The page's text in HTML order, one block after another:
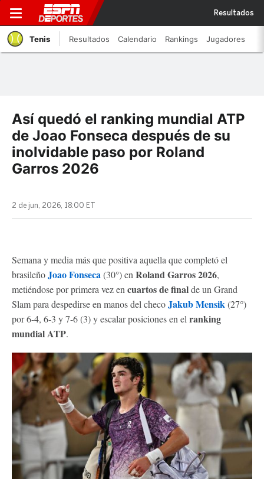
Resultados
Tenis Resultados Calendario Rankings Jugadores
Así quedó el ranking mundial ATP
de Joao Fonseca después de su
inolvidable paso por Roland
Garros 2026
2 de jun, 2026, 18:00 ET
Semana y media más que positiva aquella que completó el
brasileñoJoao Fonseca(30°) en Roland Garros 2026,
metiéndose por primera vez en cuartos de finalde un Grand
Slam para despedirse en manos del checoJakub Mensik(27°)
por 6-4, 6-3 y 7-6 (3) y escalar posiciones en el ranking
mundial ATP.